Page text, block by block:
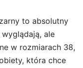
to absolutny
ale
w rozmiarach 38,
która chce